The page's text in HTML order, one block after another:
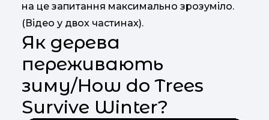
на це запитання максимально зрозуміло.
(Відео у двох частинах).
Як дерева
переживають
зиму/How do Trees
Survive Winter?